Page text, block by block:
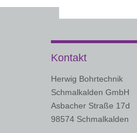
Kontakt
Herwig Bohrtechnik
Schmalkalden GmbH
Asbacher Straße 17d
98574 Schmalkalden